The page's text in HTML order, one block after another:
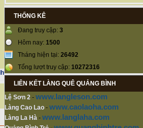
THỐNG KÊ
Đang truy cập: 3
Hôm nay: 1500
Tháng hiện tại: 26492
Tổng lượt truy cập: 10272316
LIÊN KẾT LÀNG QUÊ QUẢNG BÌNH
Lệ Sơn 2 - www.langleson.com
Làng Cao Lao - www.caolaoha.com
Làng La Hà - www.langlaha.com